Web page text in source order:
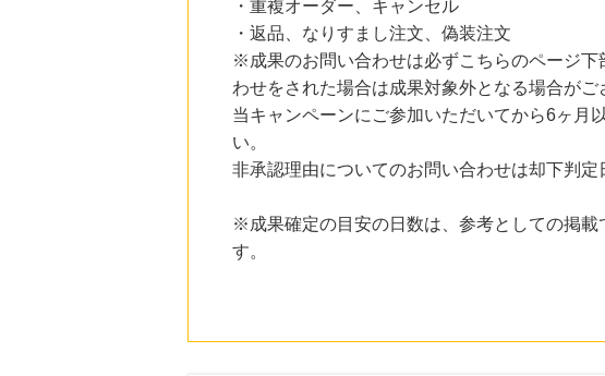
・重複オーダー、キャンセル
・返品、なりすまし注文、偽装注文
※成果のお問い合わせは必ずこちらのページ
わせをされた場合は成果対象外となる場合がご
当キャンペーンにご参加いただいてから6ヶ月
い。
非承認理由についてのお問い合わせは却下判定
※成果確定の目安の日数は、参考としての掲載
す。